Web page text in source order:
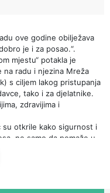
ove godine obilježava
je i za posao.“.
mjestu“ potakla je
na radu i njezina Mreža
s ciljem lakog pristupanja
tako i za djelatnike.
zdravijima i
su otkrile kako sigurnost i
ne samo da pomaže u
i djelatnicima postizanje